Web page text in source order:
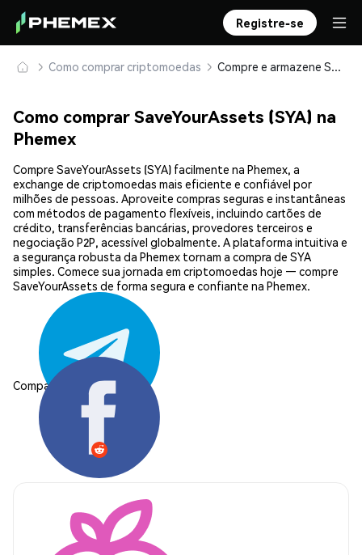
Registre-se
Como comprar criptomoedas Compre e armazene SaveYourAssets (SYA) com segurança
Como comprar SaveYourAssets (SYA) na
Phemex
Compre SaveYourAssets (SYA) facilmente na Phemex, a
exchange de criptomoedas mais eficiente e confiável por
milhões de pessoas. Aproveite compras seguras e instantâneas
com métodos de pagamento flexíveis, incluindo cartões de
crédito, transferências bancárias, provedores terceiros e
negociação P2P, acessível globalmente. A plataforma intuitiva e
a segurança robusta da Phemex tornam a compra de SYA
simples. Comece sua jornada em criptomoedas hoje — compre
SaveYourAssets de forma segura e confiante na Phemex.
Compartilhar: